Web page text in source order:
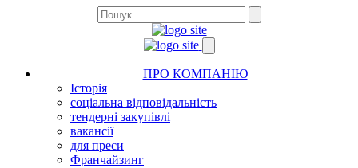
ПРО КОМПАНІЮ
Історія
соціальна відповідальність
тендерні закупівлі
вакансії
для преси
Франчайзинг